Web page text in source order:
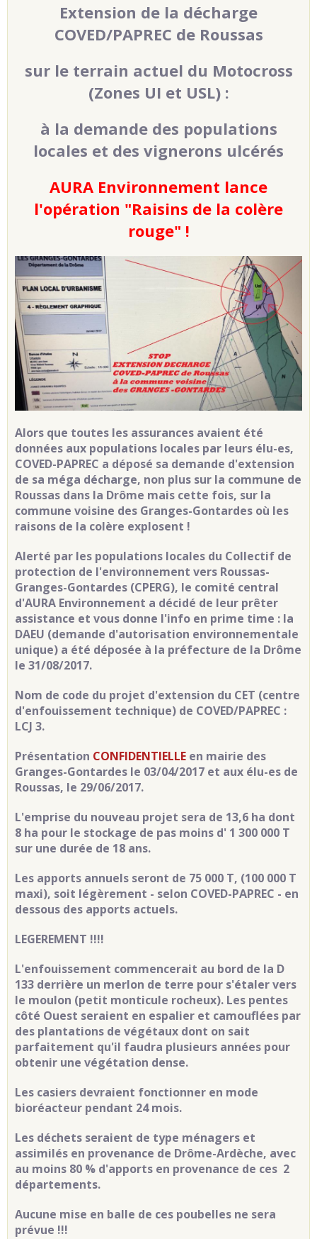
Extension de la décharge
COVED/PAPREC de Roussas
sur le terrain actuel du Motocross
(Zones UI et USL) :
à la demande des populations
locales et des vignerons ulcérés
AURA Environnement lance
l'opération "Raisins de la colère
rouge" !
Alors que toutes les assurances avaient été
données aux populations locales par leurs élu-es,
COVED-PAPREC a déposé sa demande d'extension
de sa méga décharge, non plus sur la commune de
Roussas dans la Drôme mais cette fois, sur la
commune voisine des Granges-Gontardes où les
raisons de la colère explosent !
Alerté par les populations locales du Collectif de
protection de l'environnement vers Roussas-
Granges-Gontardes (CPERG), le comité central
d'AURA Environnement a décidé de leur prêter
assistance et vous donne l'info en prime time : la
DAEU (demande d'autorisation environnementale
unique) a été déposée à la préfecture de la Drôme
le 31/08/2017.
Nom de code du projet d'extension du CET (centre
d'enfouissement technique) de COVED/PAPREC :
LCJ 3.
Présentation CONFIDENTIELLE en mairie des
Granges-Gontardes le 03/04/2017 et aux élu-es de
Roussas, le 29/06/2017.
L'emprise du nouveau projet sera de 13,6 ha dont
8 ha pour le stockage de pas moins d' 1 300 000 T
sur une durée de 18 ans.
Les apports annuels seront de 75 000 T, (100 000 T
maxi), soit légèrement - selon COVED-PAPREC - en
dessous des apports actuels.
LEGEREMENT !!!!
L'enfouissement commencerait au bord de la D
133 derrière un merlon de terre pour s'étaler vers
le moulon (petit monticule rocheux). Les pentes
côté Ouest seraient en espalier et camouflées par
des plantations de végétaux dont on sait
parfaitement qu'il faudra plusieurs années pour
obtenir une végétation dense.
Les casiers devraient fonctionner en mode
bioréacteur pendant 24 mois.
Les déchets seraient de type ménagers et
assimilés en provenance de Drôme-Ardèche, avec
au moins 80 % d'apports en provenance de ces 2
départements.
Aucune mise en balle de ces poubelles ne sera
prévue !!!